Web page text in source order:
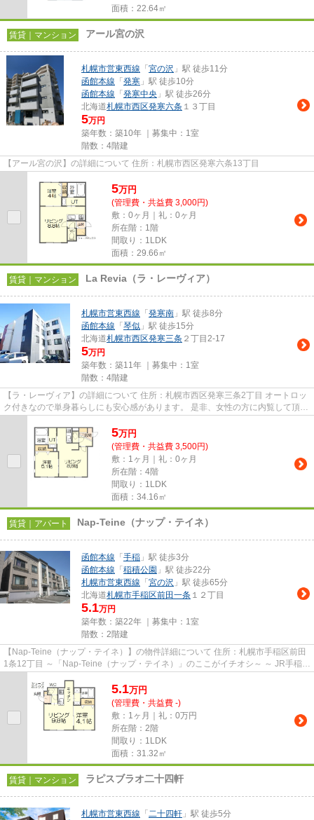
面積：22.64㎡
賃貸｜マンション アール宮の沢
札幌市営東西線 「 宮の沢 」駅 徒歩11分
函館本線 「 発寒 」駅 徒歩10分
函館本線 「 発寒中央 」駅 徒歩26分
北海道札幌市西区発寒六条 １３丁目
5万円
築年数：築10年 ｜募集中： 1室
階数：4階建
【アール宮の沢】の詳細について 住所：札幌市西区発寒六条13丁目
5万円
(管理費・共益費 3,000円)
敷：0ヶ月｜礼：0ヶ月
所在階：1階
間取り：1LDK
面積：29.66㎡
賃貸｜マンション La Revia（ラ・レーヴィア）
札幌市営東西線 「 発寒南 」駅 徒歩8分
函館本線 「 琴似 」駅 徒歩15分
北海道札幌市西区発寒三条 ２丁目2-17
5万円
築年数：築11年 ｜募集中： 1室
階数：4階建
【ラ・レーヴィア】の詳細について 住所：札幌市西区発寒三条2丁目 オートロッ
ク付きなので単身暮らしにも安心感があります。 是非、女性の方に内覧して頂き
5万円
(管理費・共益費 3,500円)
敷：1ヶ月｜礼：0ヶ月
所在階：4階
間取り：1LDK
面積：34.16㎡
賃貸｜アパート Nap-Teine（ナップ・テイネ）
函館本線 「 手稲 」駅 徒歩3分
函館本線 「 稲積公園 」駅 徒歩22分
札幌市営東西線 「 宮の沢 」駅 徒歩65分
北海道札幌市手稲区前田一条 １２丁目
5.1万円
築年数：築22年 ｜募集中： 1室
階数：2階建
【Nap-Teine（ナップ・テイネ）】の物件詳細について 住所：札幌市手稲区前田
1条12丁目 ～「Nap-Teine（ナップ・テイネ）」のここがイチオシ～ ～ JR手稲駅
5.1万円
(管理費・共益費 -)
敷：1ヶ月｜礼：0万円
所在階：2階
間取り：1LDK
面積：31.32㎡
賃貸｜マンション ラピスブラオ二十四軒
札幌市営東西線 「 二十四軒 」駅 徒歩5分